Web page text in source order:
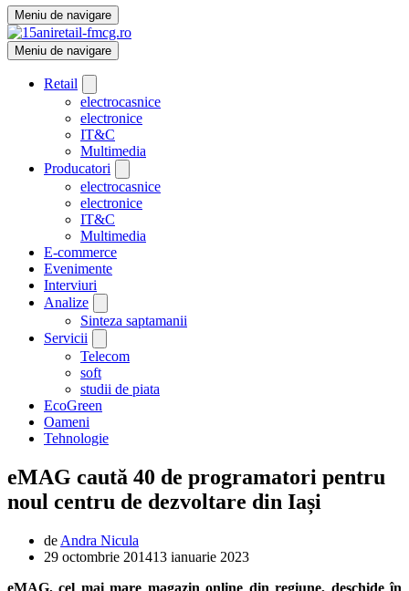
Meniu de navigare
Meniu de navigare
Retail
electrocasnice
electronice
IT&C
Multimedia
Producatori
electrocasnice
electronice
IT&C
Multimedia
E-commerce
Evenimente
Interviuri
Analize
Sinteza saptamanii
Servicii
Telecom
soft
studii de piata
EcoGreen
Oameni
Tehnologie
eMAG caută 40 de programatori pentru
noul centru de dezvoltare din Iași
de Andra Nicula
29 octombrie 201413 ianuarie 2023
eMAG, cel mai mare magazin online din regiune, deschide în